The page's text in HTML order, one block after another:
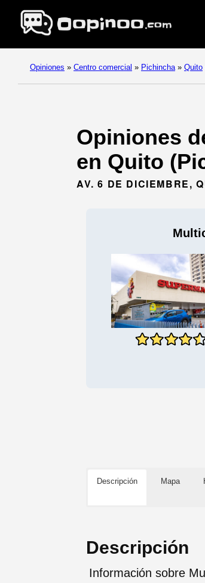
Opiniones » Centro comercial » Pichincha » Quito
Opiniones
en Quito
AV. 6 DE DICIEMBRE,
Descripción Mapa
Descripción
Información sobre